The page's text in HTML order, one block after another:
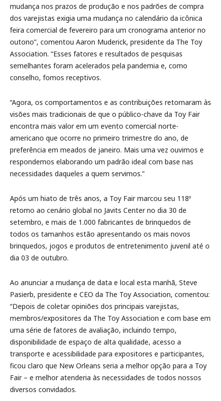
mudança nos prazos de produção e nos padrões de compra
dos varejistas exigia uma mudança no calendário da icônica
feira comercial de fevereiro para um cronograma anterior no
outono”, comentou Aaron Muderick, presidente da The Toy
Association. “Esses fatores e resultados de pesquisas
semelhantes foram acelerados pela pandemia e, como
conselho, fomos receptivos.
“Agora, os comportamentos e as contribuições retornaram às
visões mais tradicionais de que o público-chave da Toy Fair
encontra mais valor em um evento comercial norte-
americano que ocorre no primeiro trimestre do ano, de
preferência em meados de janeiro. Mais uma vez ouvimos e
respondemos elaborando um padrão ideal com base nas
necessidades daqueles a quem servimos.”
Após um hiato de três anos, a Toy Fair marcou seu 118º
retorno ao cenário global no Javits Center no dia 30 de
setembro, e mais de 1.000 fabricantes de brinquedos de
todos os tamanhos estão apresentando os mais novos
brinquedos, jogos e produtos de entretenimento juvenil até o
dia 03 de outubro.
Ao anunciar a mudança de data e local esta manhã, Steve
Pasierb, presidente e CEO da The Toy Association, comentou:
“Depois de coletar opiniões dos principais varejistas,
membros/expositores da The Toy Association e com base em
uma série de fatores de avaliação, incluindo tempo,
disponibilidade de espaço de alta qualidade, acesso a
transporte e acessibilidade para expositores e participantes,
ficou claro que New Orleans seria a melhor opção para a Toy
Fair – e melhor atenderia às necessidades de todos nossos
diversos convidados.